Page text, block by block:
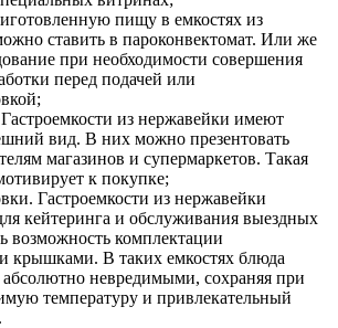
пищу в емкостях из
ставить в пароконвектомат. Или же
при необходимости совершения
перед подачей или
Гастроемкости из нержавейки имеют
вид. В них можно презентовать
магазинов и супермаркетов. Такая
к покупке;
Гастроемкости из нержавейки
кейтеринга и обслуживания выездных
возможность комплектации
крышками. В таких емкостях блюда
абсолютно невредимыми, сохраняя при
температуру и привлекательный